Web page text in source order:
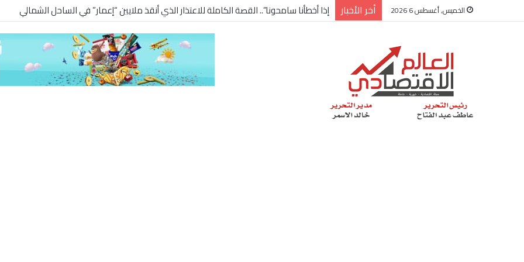
الخميس, أغسطس 6 2026 أخر الأخبار شركة “Scope Developments” تعلن تولي أحمد كمال عيسى منصب الرئيس التنفيذي للقطاع التجاري